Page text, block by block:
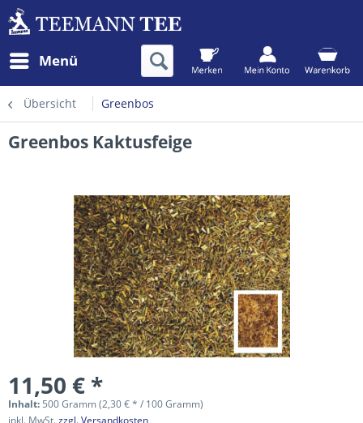
Menü
Übersicht Greenbos
Greenbos Kaktusfeige
11,50 € *
Inhalt: 500 Gramm (2,30 € * / 100 Gramm)
inkl. MwSt.zzgl. Versandkosten